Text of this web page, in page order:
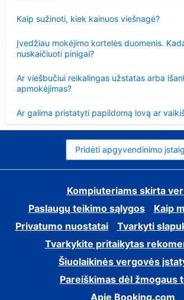
Kaip sužinoti, kiek kainuos viešnagė?
Įvedžiau mokėjimo kortelės duomenis.
nuskaičiuoti pinigai?
Ar viešbučiui reikalingas užstatas arba
apmokėjimas?
Ar galima pristatyti papildomą lovą ar
Pridėti apgyvendinimo
Kompiuteriams skirta
Paslaugų teikimo sąlygos
Kaip
Privatumo nuostatai
Tvarkyti
Tvarkykite pritaikytas
Šiuolaikinės vergovės
Pareiškimas dėl žmogaus
Apie Booking.com